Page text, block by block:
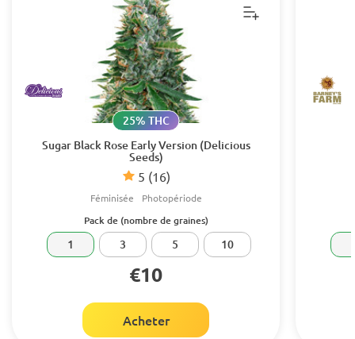
Sugar Black Rose Early Version (Delicious
Seeds)
5 (16)
25% THC
Féminisée Photopériode
Pack de (nombre de graines)
1 3 5 10
€10
Acheter